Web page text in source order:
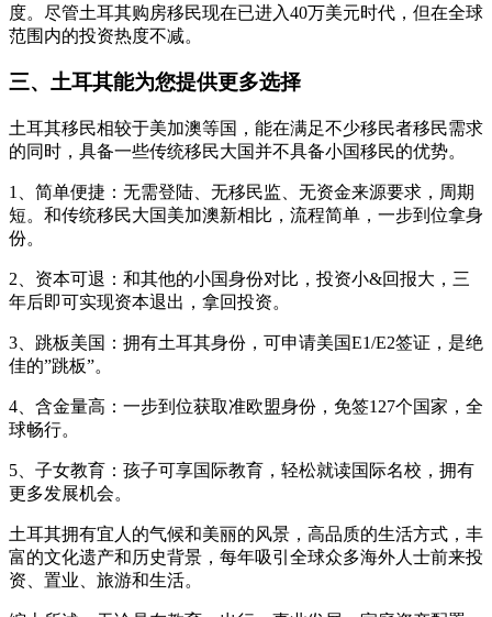
度。尽管土耳其购房移民现在已进入40万美元时代，但在全球
范围内的投资热度不减。
三、土耳其能为您提供更多选择
土耳其移民相较于美加澳等国，能在满足不少移民者移民需求
的同时，具备一些传统移民大国并不具备小国移民的优势。
1、简单便捷：无需登陆、无移民监、无资金来源要求，周期
短。和传统移民大国美加澳新相比，流程简单，一步到位拿身
份。
2、资本可退：和其他的小国身份对比，投资小&回报大，三
年后即可实现资本退出，拿回投资。
3、跳板美国：拥有土耳其身份，可申请美国E1/E2签证，是绝
佳的”跳板”。
4、含金量高：一步到位获取准欧盟身份，免签127个国家，全
球畅行。
5、子女教育：孩子可享国际教育，轻松就读国际名校，拥有
更多发展机会。
土耳其拥有宜人的气候和美丽的风景，高品质的生活方式，丰
富的文化遗产和历史背景，每年吸引全球众多海外人士前来投
资、置业、旅游和生活。